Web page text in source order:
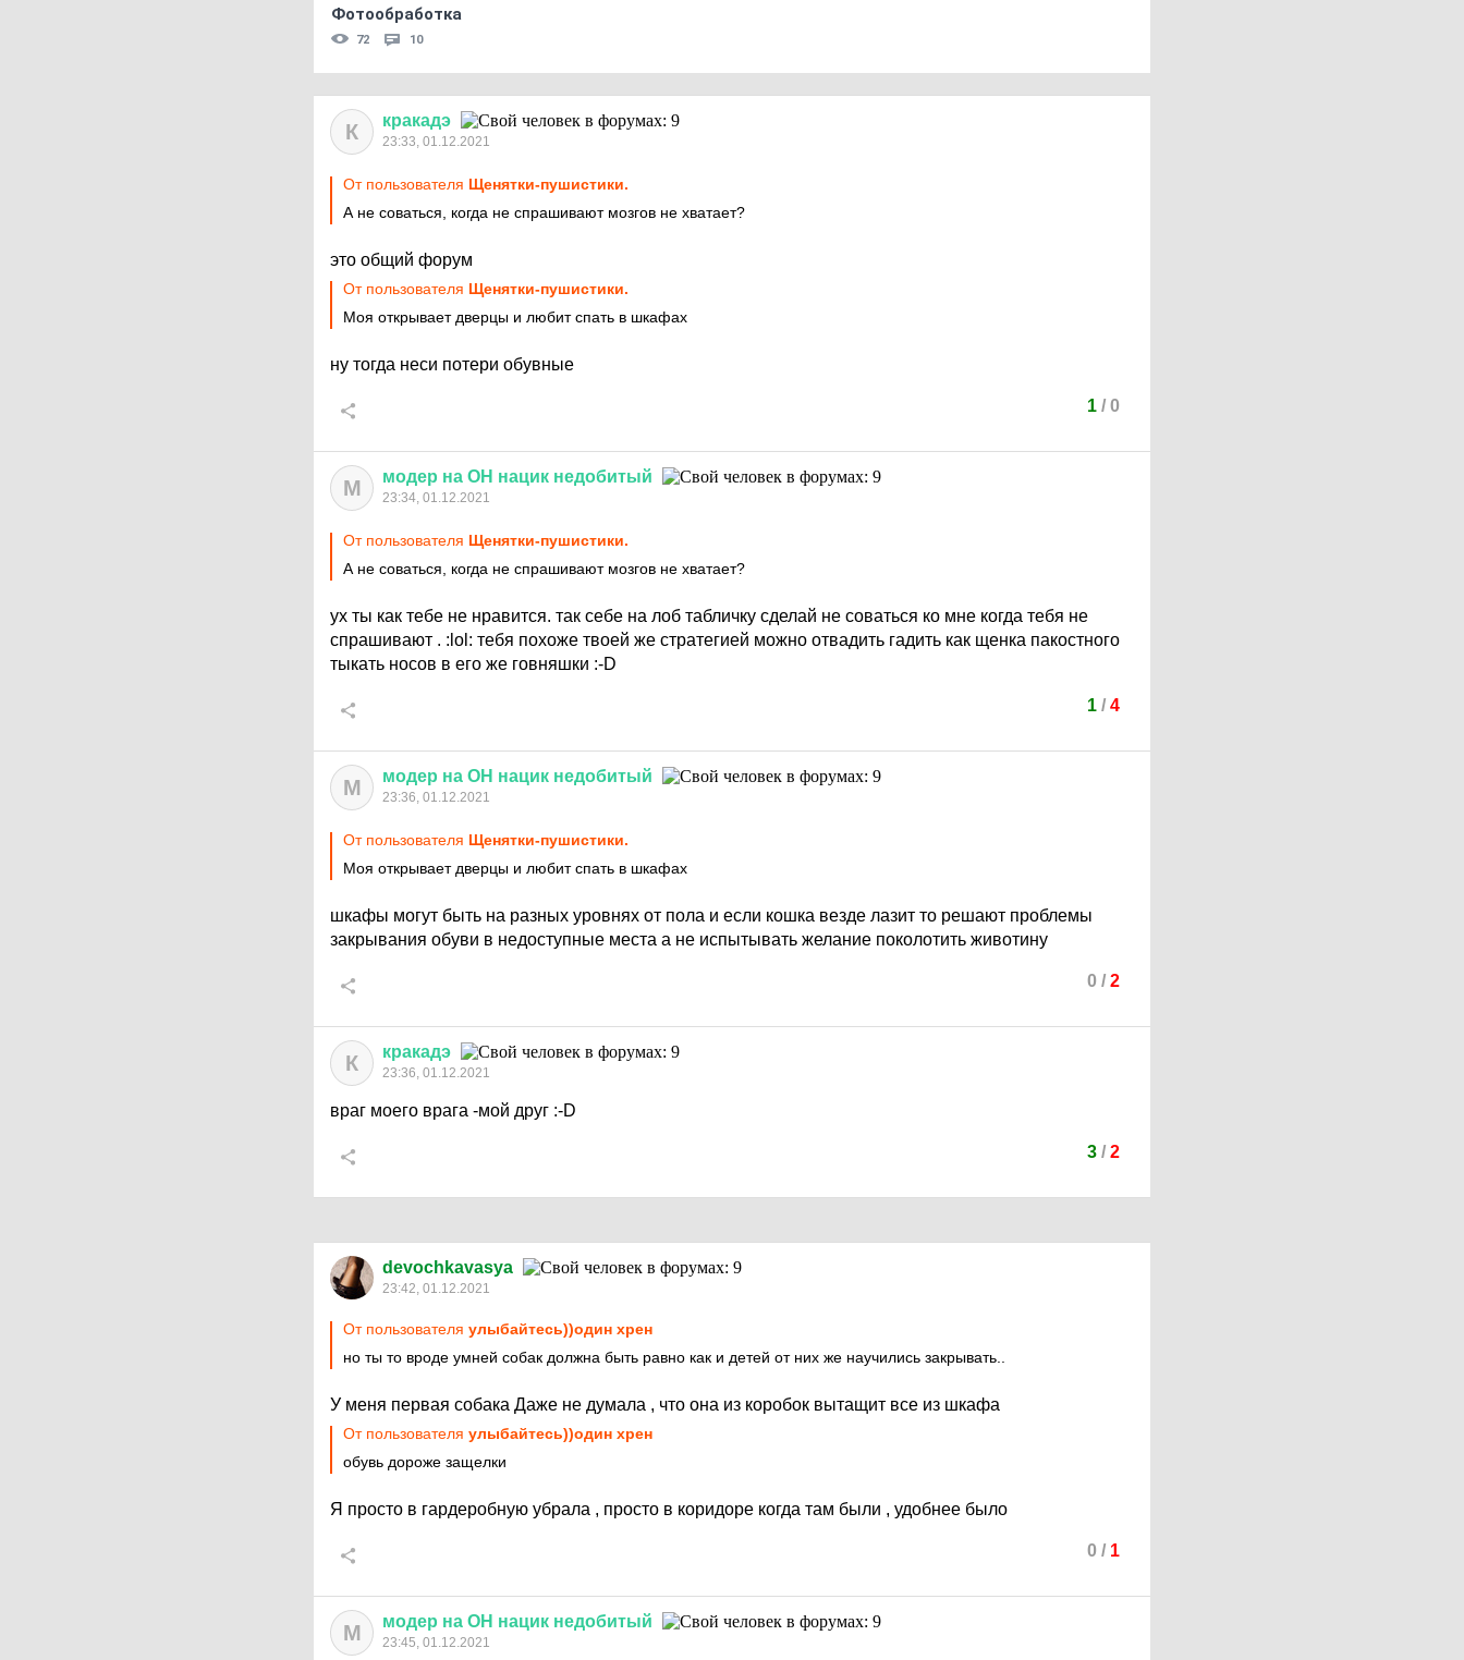
Фотообработка
72 10
К кракадэ
23:33, 01.12.2021
От пользователя Щенятки-пушистики.
А не соваться, когда не спрашивают мозгов не хватает?
это общий форум
От пользователя Щенятки-пушистики.
Моя открывает дверцы и любит спать в шкафах
ну тогда неси потери обувные
1/ 0
М модер на ОН нацик недобитый
23:34, 01.12.2021
От пользователя Щенятки-пушистики.
А не соваться, когда не спрашивают мозгов не хватает?
ух ты как тебе не нравится. так себе на лоб табличку сделай не соваться ко мне когда тебя не
спрашивают . :lol: тебя похоже твоей же стратегией можно отвадить гадить как щенка пакостного
тыкать носов в его же говняшки :-D
1/ 4
М модер на ОН нацик недобитый
23:36, 01.12.2021
От пользователя Щенятки-пушистики.
Моя открывает дверцы и любит спать в шкафах
шкафы могут быть на разных уровнях от пола и если кошка везде лазит то решают проблемы
закрывания обуви в недоступные места а не испытывать желание поколотить животину
0 / 2
К кракадэ
23:36, 01.12.2021
враг моего врага -мой друг :-D
3/ 2
devochkavasya
23:42, 01.12.2021
От пользователя улыбайтесь))один хрен
но ты то вроде умней собак должна быть равно как и детей от них же научились закрывать..
У меня первая собака Даже не думала , что она из коробок вытащит все из шкафа
От пользователя улыбайтесь))один хрен
обувь дороже защелки
Я просто в гардеробную убрала , просто в коридоре когда там были , удобнее было
0 / 1
М модер на ОН нацик недобитый
23:45, 01.12.2021